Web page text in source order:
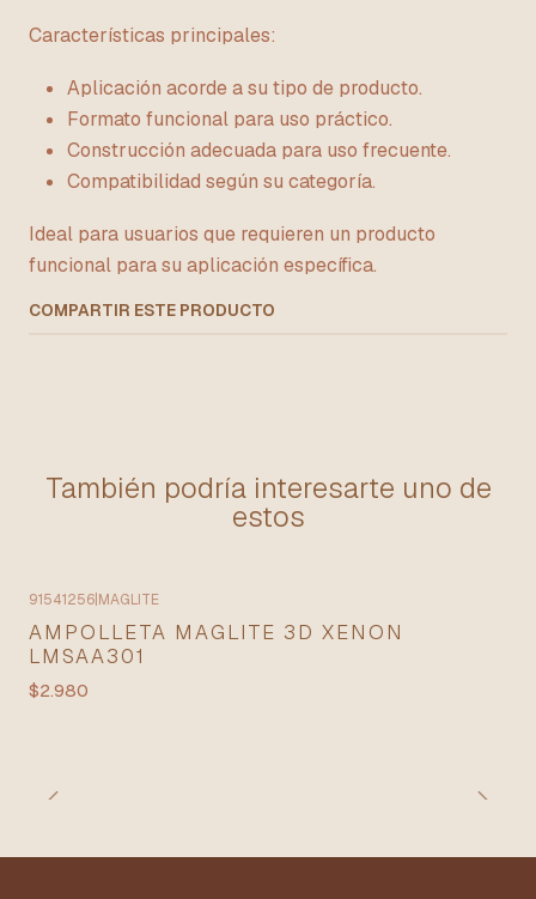
Características principales:
Aplicación acorde a su tipo de producto.
Formato funcional para uso práctico.
Construcción adecuada para uso frecuente.
Compatibilidad según su categoría.
Ideal para usuarios que requieren un producto
funcional para su aplicación específica.
COMPARTIR ESTE PRODUCTO
También podría interesarte uno de
estos
91541256 MAGLITE
AMPOLLETA MAGLITE 3D XENON
LMSAA301
$2.980